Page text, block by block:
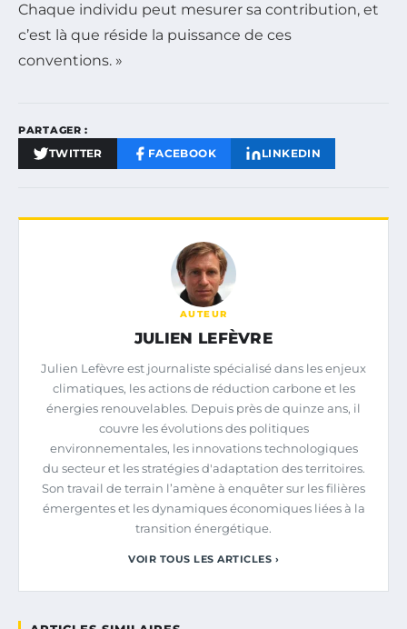
Chaque individu peut mesurer sa contribution, et
c’est là que réside la puissance de ces
conventions. »
PARTAGER :
TWITTER FACEBOOK LINKEDIN
AUTEUR
JULIEN LEFÈVRE
Julien Lefèvre est journaliste spécialisé dans les enjeux
climatiques, les actions de réduction carbone et les
énergies renouvelables. Depuis près de quinze ans, il
couvre les évolutions des politiques
environnementales, les innovations technologiques
du secteur et les stratégies d'adaptation des territoires.
Son travail de terrain l’amène à enquêter sur les filières
émergentes et les dynamiques économiques liées à la
transition énergétique.
VOIR TOUS LES ARTICLES ›